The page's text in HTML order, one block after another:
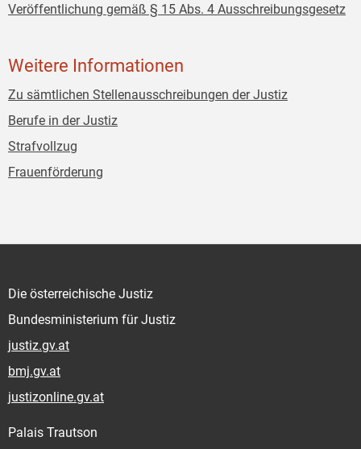
Veröffentlichung gemäß § 15 Abs. 4 Ausschreibungsgesetz
Weitere Informationen
Zu sämtlichen Stellenausschreibungen der Justiz
Berufe in der Justiz
Strafvollzug
Frauenförderung
Die österreichische Justiz
Bundesministerium für Justiz
justiz.gv.at
bmj.gv.at
justizonline.gv.at
Palais Trautson